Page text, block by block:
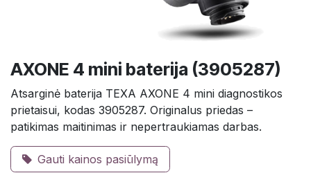
AXONE 4 mini baterija (3905287)
Atsarginė baterija TEXA AXONE 4 mini diagnostikos
prietaisui, kodas 3905287. Originalus priedas –
patikimas maitinimas ir nepertraukiamas darbas.
Gauti kainos pasiūlymą